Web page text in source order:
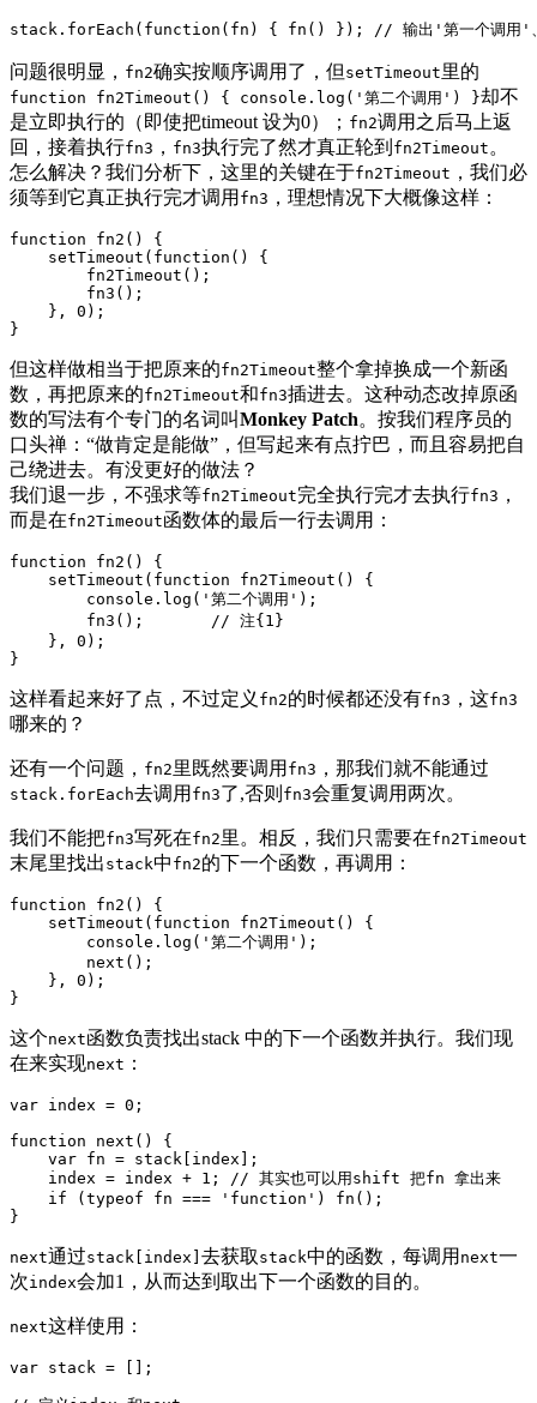
stack.forEach( function (fn) { fn() }); // 输出'第一个调用'
问题很明显， fn2确实按顺序调用了，但 setTimeout里的
function fn2Timeout() { console.log('第二个调用') }却不
是立即执行的（即使把timeout 设为0）； fn2调用之后马上返
回，接着执行fn3 ， fn3执行完了然才真正轮到 fn2Timeout 。
怎么解决？我们分析下，这里的关键在于fn2Timeout ，我们必
须等到它真正执行完才调用 fn3 ，理想情况下大概像这样：
function fn2 ()
{
    setTimeout(
function ()
{
        fn2Timeout();
        fn3();
    },
0 );
}
但这样做相当于把原来的fn2Timeout整个拿掉换成一个新函
数，再把原来的fn2Timeout和fn3插进去。这种动态改掉原函
数的写法有个专门的名词叫Monkey Patch。按我们程序员的
口头禅：“做肯定是能做”，但写起来有点拧巴，而且容易把自
己绕进去。有没更好的做法？
我们退一步，不强求等fn2Timeout完全执行完才去执行fn3 ，
而是在fn2Timeout函数体的最后一行去调用：
function fn2 ()
{
    setTimeout(
function fn2Timeout ()
{
console .log( '第二个调用' );
        fn3();
// 注{1}
    },
0 );
}
这样看起来好了点，不过定义 fn2的时候都还没有fn3 ，这fn3
哪来的？
还有一个问题， fn2里既然要调用 fn3 ，那我们就不能通过
stack.forEach去调用 fn3了,否则 fn3会重复调用两次。
我们不能把fn3写死在fn2里。相反，我们只需要在fn2Timeout
末尾里找出 stack中 fn2的下一个函数，再调用：
function fn2 ()
{
    setTimeout(
function fn2Timeout ()
{
console .log( '第二个调用' );
        next();
    },
0 );
}
这个next函数负责找出stack 中的下一个函数并执行。我们现
在来实现next ：
var index = 0 ;
function
next ()
{
var fn = stack[index];
    index = index +
1 ;
// 其实也可以用shift 把fn 拿出来
if ( typeof fn === 'function' ) fn();
}
next通过stack[index] 去获取 stack中的函数，每调用 next一
次index会加1，从而达到取出下一个函数的目的。
next这样使用：
var stack = [];